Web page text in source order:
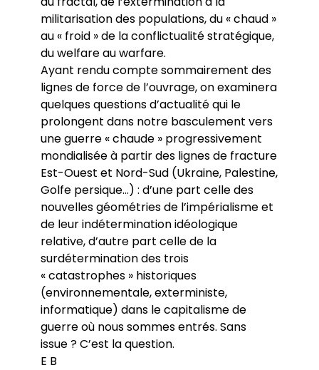
militarisation des populations, du « chaud »
au « froid » de la conflictualité stratégique,
du welfare au warfare.
Ayant rendu compte sommairement des
lignes de force de l’ouvrage, on examinera
quelques questions d’actualité qui le
prolongent dans notre basculement vers
une guerre « chaude » progressivement
mondialisée à partir des lignes de fracture
Est-Ouest et Nord-Sud (Ukraine, Palestine,
Golfe persique…) : d’une part celle des
nouvelles géométries de l’impérialisme et
de leur indétermination idéologique
relative, d’autre part celle de la
surdétermination des trois
« catastrophes » historiques
(environnementale, exterministe,
informatique) dans le capitalisme de
guerre où nous sommes entrés. Sans
issue ? C’est la question.
E B